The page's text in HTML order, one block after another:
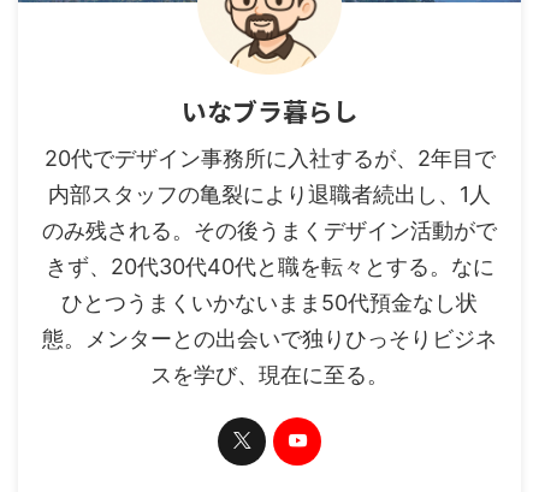
いなブラ暮らし
20代でデザイン事務所に入社するが、2年目で
内部スタッフの亀裂により退職者続出し、1人
のみ残される。その後うまくデザイン活動がで
きず、20代30代40代と職を転々とする。なに
ひとつうまくいかないまま50代預金なし状
態。メンターとの出会いで独りひっそりビジネ
スを学び、現在に至る。